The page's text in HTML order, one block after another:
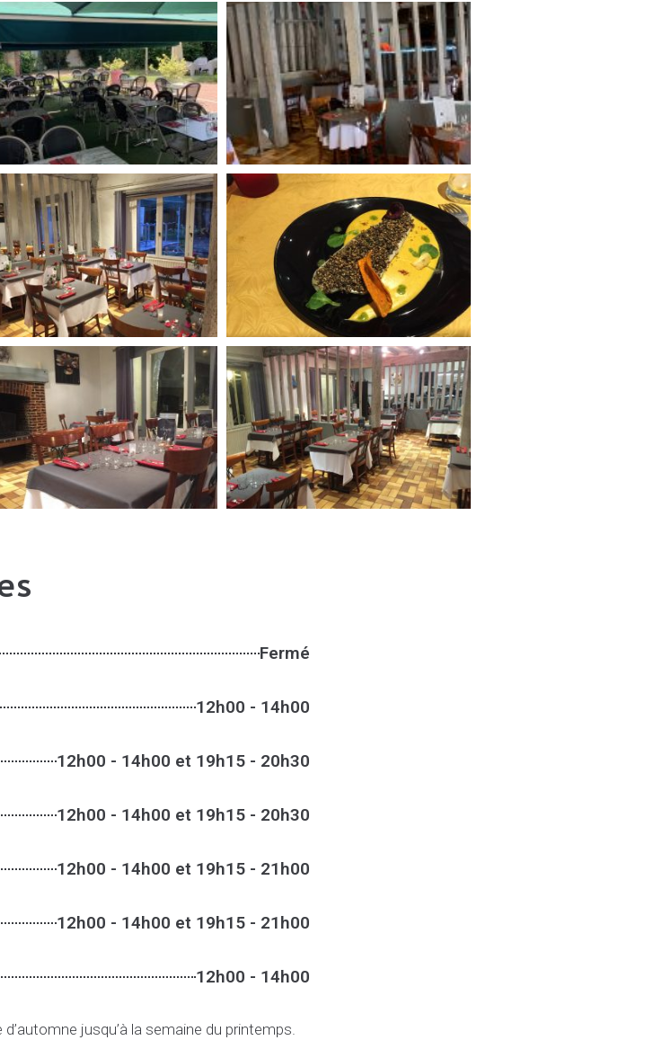
Fermé
12h00 - 14h00
12h00 - 14h00 et 19h15 - 20h30
12h00 - 14h00 et 19h15 - 20h30
12h00 - 14h00 et 19h15 - 21h00
12h00 - 14h00 et 19h15 - 21h00
12h00 - 14h00
jusqu’à la semaine du printemps.